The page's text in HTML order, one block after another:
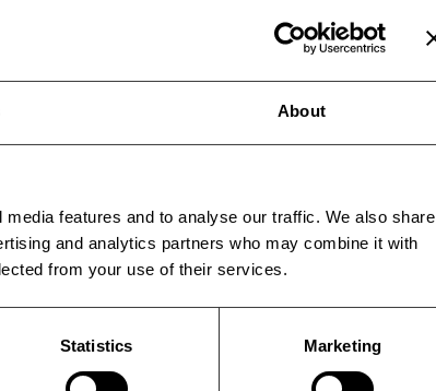
About
features and to analyse our traffic. We also share
and analytics partners who may combine it with
from your use of their services.
Statistics Marketing